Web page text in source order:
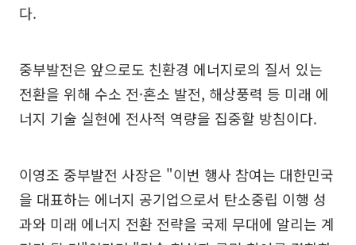
다.
중부발전은 앞으로도 친환경 에너지로의 질서 있는
전환을 위해 수소 전·혼소 발전, 해상풍력 등 미래 에
너지 기술 실현에 전사적 역량을 집중할 방침이다.
이영조 중부발전 사장은 "이번 행사 참여는 대한민국
을 대표하는 에너지 공기업으로서 탄소중립 이행 성
과와 미래 에너지 전환 전략을 국제 무대에 알리는 계